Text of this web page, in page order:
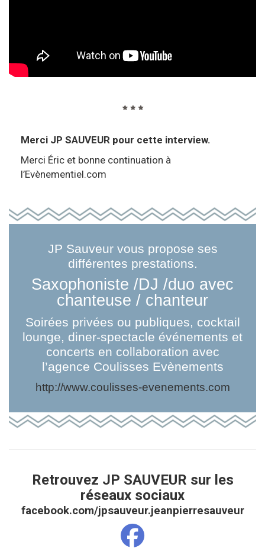
Merci JP SAUVEUR pour cette interview.
Merci Éric et bonne continuation à
l’Evènementiel.com
JP Sauveur vous propose ses
différentes prestations.
Saxophoniste /DJ /duo avec
chanteuse / chanteur
Soirées privées ou publiques, cocktail
lounge, diner-spectacle événements et
concerts en collaboration avec
l’agence Coulisses Evènements
http://www.coulisses-evenements.com
Retrouvez JP SAUVEUR sur les
réseaux sociaux
facebook.com/jpsauveur.jeanpierresauveur